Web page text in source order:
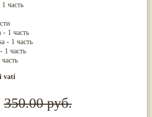
часть
- 1 часть
- 1 часть
1 часть
vati
350.00 руб.